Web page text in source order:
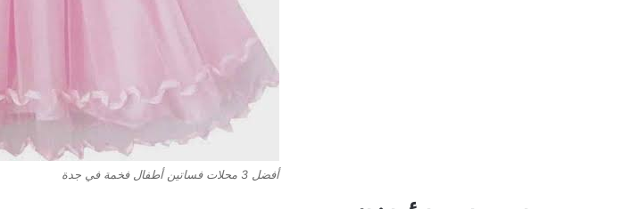
أفضل 3 محلات فساتين أطفال فخمة في جدة